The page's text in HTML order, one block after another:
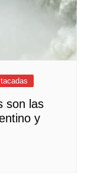
son las
y